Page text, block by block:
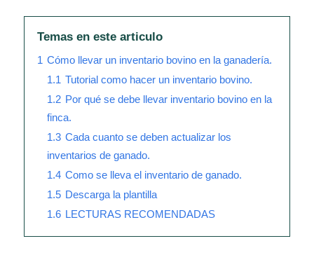
Temas en este articulo
1 Cómo llevar un inventario bovino en la ganadería.
1.1 Tutorial como hacer un inventario bovino.
1.2 Por qué se debe llevar inventario bovino en la
finca.
1.3 Cada cuanto se deben actualizar los
inventarios de ganado.
1.4 Como se lleva el inventario de ganado.
1.5 Descarga la plantilla
1.6 LECTURAS RECOMENDADAS